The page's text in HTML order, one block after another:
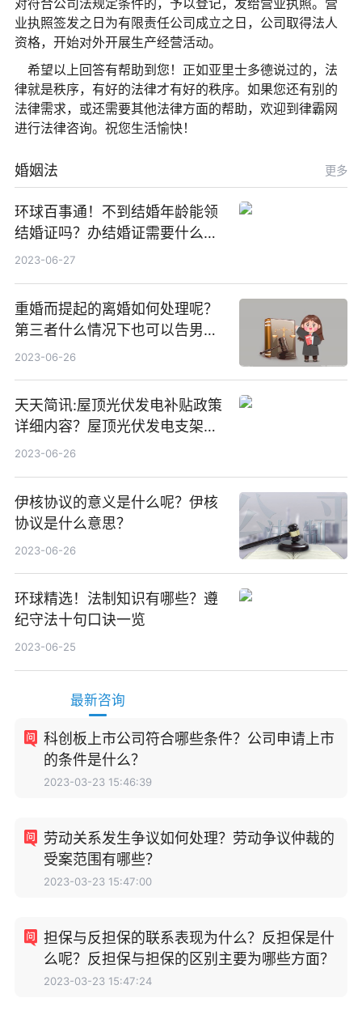
业执照签发之日为有限责任公司成立之日，公司取得法人
资格，开始对外开展生产经营活动。
希望以上回答有帮助到您！正如亚里士多德说过的，法
律就是秩序，有好的法律才有好的秩序。如果您还有别的
法律需求，或还需要其他法律方面的帮助，欢迎到律霸网
进行法律咨询。祝您生活愉快！
婚姻法 更多
环球百事通！不到结婚年龄能领
结婚证吗？办结婚证需要什么材
料？没结婚孩子怎么上户口？
2023-06-27
重婚而提起的离婚如何处理呢？
第三者什么情况下也可以告男人
重婚罪呢？
2023-06-26
天天简讯:屋顶光伏发电补贴政策
详细内容？屋顶光伏发电支架价
格一般是多少？
2023-06-26
伊核协议的意义是什么呢？伊核
协议是什么意思？
2023-06-26
环球精选！法制知识有哪些？遵
纪守法十句口诀一览
2023-06-25
最新咨询
科创板上市公司符合哪些条件？公司申请上市
的条件是什么？
2023-03-23 15:46:39
劳动关系发生争议如何处理？劳动争议仲裁的
受案范围有哪些？
2023-03-23 15:47:00
担保与反担保的联系表现为什么？反担保是什
么呢？反担保与担保的区别主要为哪些方面？
2023-03-23 15:47:24